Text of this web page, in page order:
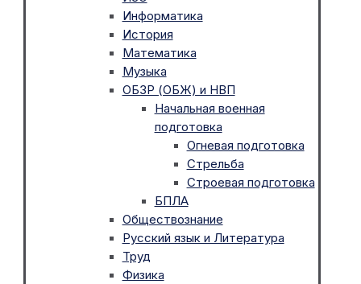
Информатика
История
Математика
Музыка
ОБЗР (ОБЖ) и НВП
Начальная военная
подготовка
Огневая подготовка
Стрельба
Строевая подготовка
БПЛА
Обществознание
Русский язык и Литература
Труд
Физика